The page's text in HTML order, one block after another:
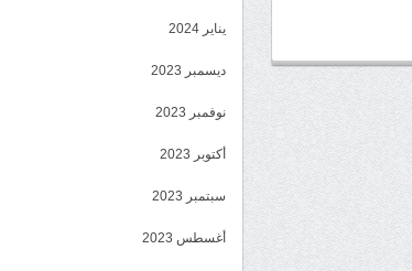
يناير 2024
ديسمبر 2023
نوفمبر 2023
أكتوبر 2023
سبتمبر 2023
أغسطس 2023